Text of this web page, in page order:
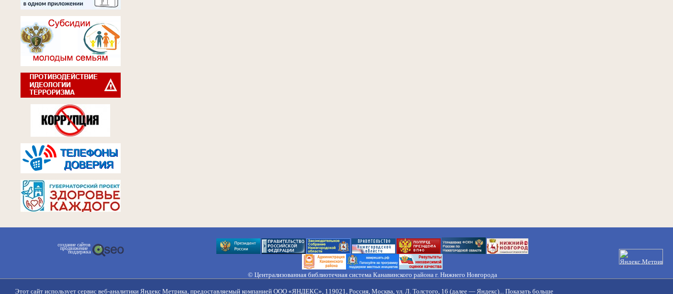
создание сайтов
продвижение
поддержка
© Централизованная библиотечная система Канавинского района г. Нижнего Новгорода
Правила обработки персональных данных
Этот сайт использует сервис веб-аналитики Яндекс Метрика, предоставляемый компанией ООО «ЯНДЕКС», 119021, Россия, Москва, ул. Л. Толстого, 16 (далее — Яндекс)... Показать больше